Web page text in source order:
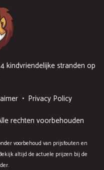
kindvriendelijke stranden op
• Privacy Policy
rechten voorbehouden
voorbehoud van prijsfouten en
altijd de actuele prijzen bij de